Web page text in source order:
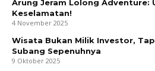
Arung Jeram Lolong Adventure:
Keselamatan!
4 November 2025
Wisata Bukan Milik Investor,
Subang Sepenuhnya
9 Oktober 2025